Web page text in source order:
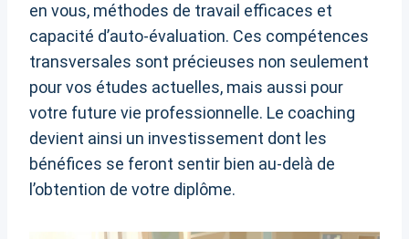
en vous, méthodes de travail efficaces et
capacité d’auto-évaluation. Ces compétences
transversales sont précieuses non seulement
pour vos études actuelles, mais aussi pour
votre future vie professionnelle. Le coaching
devient ainsi un investissement dont les
bénéfices se feront sentir bien au-delà de
l’obtention de votre diplôme.